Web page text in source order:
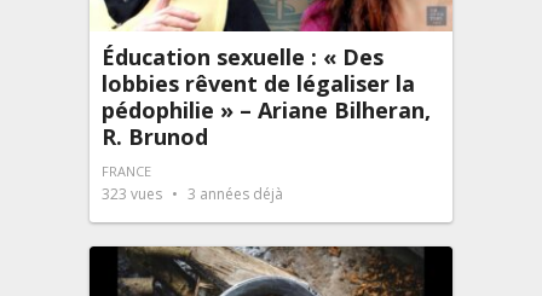
Éducation sexuelle : « Des
lobbies rêvent de légaliser la
pédophilie » – Ariane Bilheran,
R. Brunod
FRANCE
323 vues 3 années déjà